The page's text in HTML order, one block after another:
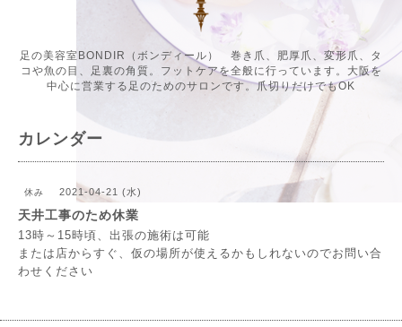
足の美容室BONDIR（ボンディール） 巻き爪、肥厚爪、変形爪、タ
コや魚の目、足裏の角質。フットケアを全般に行っています。大阪を
中心に営業する足のためのサロンです。爪切りだけでもOK
カレンダー
休み 2021-04-21 (水)
天井工事のため休業
13時～15時頃、出張の施術は可能
または店からすぐ、仮の場所が使えるかもしれないのでお問い合
わせください